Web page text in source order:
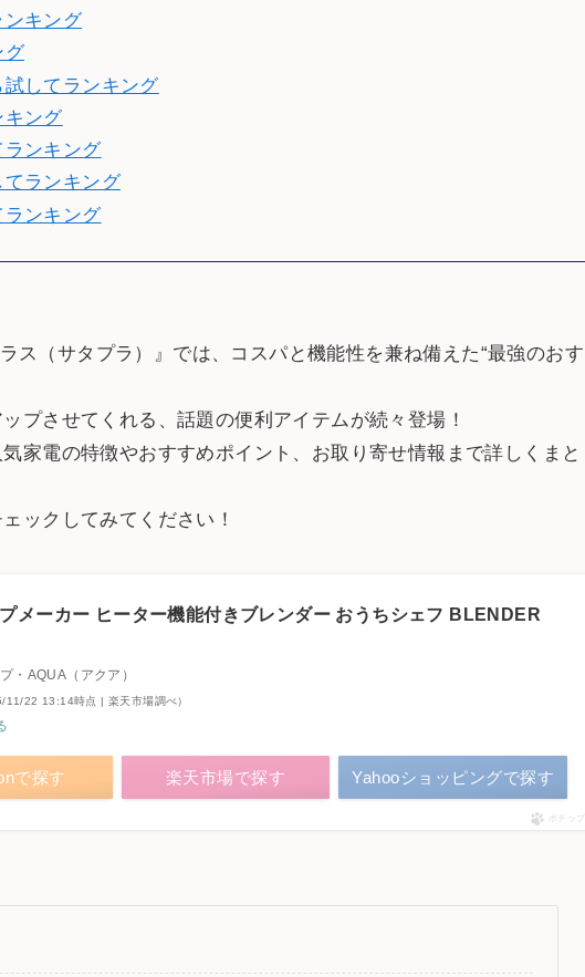
ンキング
グ
してランキング
キング
ンキング
ランキング
ランキング
ス（サタプラ）』では、コスパと機能性を兼ね備えた“最強のおす
プさせてくれる、話題の便利アイテムが続々登場！
家電の特徴やおすすめポイント、お取り寄せ情報まで詳しくまと
ックしてみてください！
メーカー ヒーター機能付きブレンダー おうちシェフ BLENDER
・AQUA（アクア）
11/22 13:14時点 | 楽天市場調べ）
で探す 楽天市場で探す Yahooショッピングで探す
ポチップ